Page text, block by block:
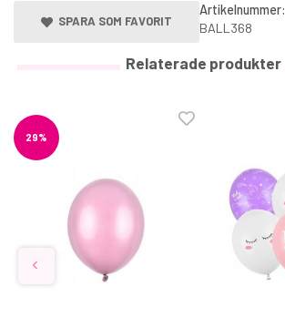
SPARA SOM FAVORIT
Artikelnummer:
BALL368
Relaterade produkter
29%